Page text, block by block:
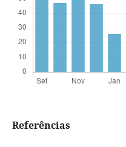
Referências